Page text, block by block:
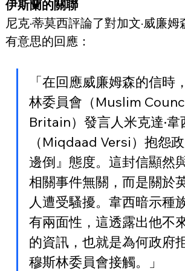
伊斯蘭的關聯
尼克·蒂莫西評論了對加文·威廉
有意思的回應：
「在回應威廉姆森的信時
林委員會（Muslim
Britain）發言人米克達·韋
（Miqdaad Versi）抱怨
邊倒』態度。這封信顯然
相關事件無關，而是關於
人遭受騷擾。韋西暗示種
有兩面性，這透露出他不
的資訊，也就是為何政府
穆斯林委員會接觸。」